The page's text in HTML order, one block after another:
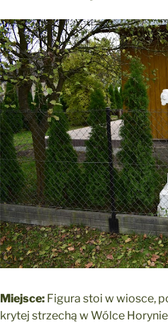
Miejsce: Figura stoi w wiosce,
krytej strzechą w Wólce